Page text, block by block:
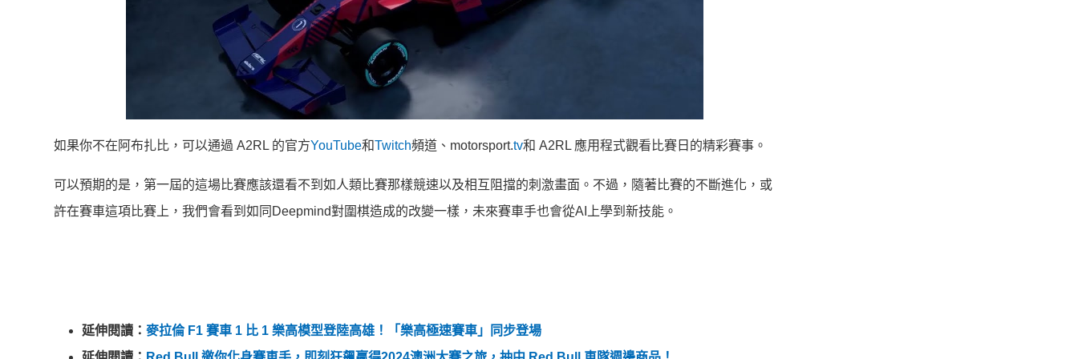
如果你不在阿布扎比，可以通過 A2RL 的官方YouTube和Twitch頻道、motorsport.tv和 A2RL 應用程式觀看比賽日的精彩賽事。
可以預期的是，第一屆的這場比賽應該還看不到如人類比賽那樣競速以及相互阻擋的刺激畫面。不過，隨著比賽的不斷進化，或
許在賽車這項比賽上，我們會看到如同Deepmind對圍棋造成的改變一樣，未來賽車手也會從AI上學到新技能。
延伸閱讀： 麥拉倫 F1 賽車 1 比 1 樂高模型登陸高雄！「樂高極速賽車」同步登場